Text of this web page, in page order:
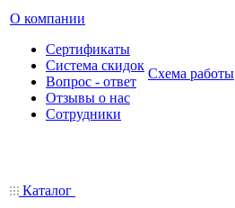
О компании
Сертификаты
Система скидок
Вопрос - ответ
Отзывы о нас
Сотрудники
Схема работы
Каталог